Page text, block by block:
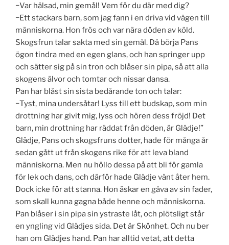
−Var hälsad, min gemål! Vem för du där med dig?
−Ett stackars barn, som jag fann i en driva vid vägen till
människorna. Hon frös och var nära döden av köld.
Skogsfrun talar sakta med sin gemål. Då börja Pans
ögon tindra med en egen glans, och han springer upp
och sätter sig på sin tron och blåser sin pipa, så att alla
skogens älvor och tomtar och nissar dansa.
Pan har blåst sin sista bedårande ton och talar:
−Tyst, mina undersåtar! Lyss till ett budskap, som min
drottning har givit mig, lyss och hören dess fröjd! Det
barn, min drottning har räddat från döden, är Glädje!”
Glädje, Pans och skogsfruns dotter, hade för många år
sedan gått ut från skogens rike för att leva bland
människorna. Men nu höllo dessa på att bli för gamla
för lek och dans, och därför hade Glädje vänt åter hem.
Dock icke för att stanna. Hon äskar en gåva av sin fader,
som skall kunna gagna både henne och människorna.
Pan blåser i sin pipa sin ystraste låt, och plötsligt står
en yngling vid Glädjes sida. Det är Skönhet. Och nu ber
han om Glädjes hand. Pan har alltid vetat, att detta